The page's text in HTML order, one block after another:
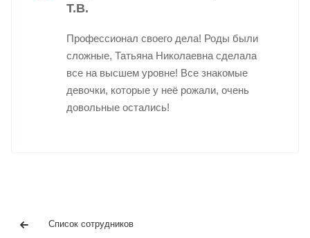
Т.В.
Профессионал своего дела! Роды были
сложные, Татьяна Николаевна сделала
все на высшем уровне! Все знакомые
девочки, которые у неё рожали, очень
довольные остались!
Список сотрудников